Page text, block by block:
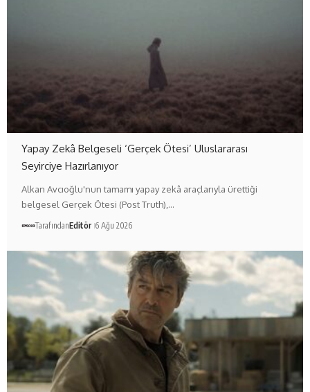
Yapay Zekâ Belgeseli ‘Gerçek Ötesi’ Uluslararası
Seyirciye Hazırlanıyor
Alkan Avcıoğlu'nun tamamı yapay zekâ araçlarıyla ürettiği
belgesel Gerçek Ötesi (Post Truth),…
TarafındanEditör 6 Ağu 2026